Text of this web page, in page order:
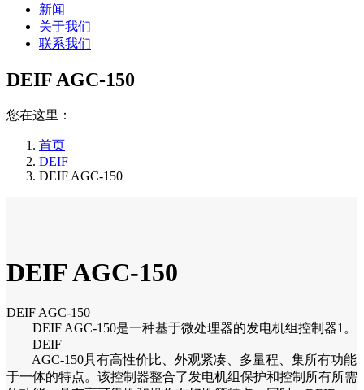
新闻
关于我们
联系我们
DEIF AGC-150
您在这里：
首页
DEIF
DEIF AGC-150
DEIF AGC-150
DEIF AGC-150
DEIF AGC-150是一种基于微处理器的发电机组控制器1。
DEIF
AGC-150具有高性价比、外观紧凑、多量程、集所有功能
于一体的特点。该控制器整合了发电机组保护和控制所有所需